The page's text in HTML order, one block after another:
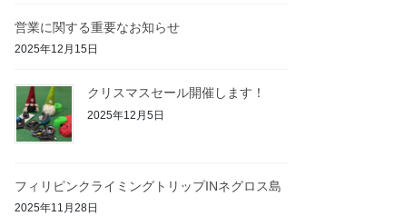
営業に関する重要なお知らせ
2025年12月15日
クリスマスセール開催します！
2025年12月5日
フィリピンクライミングトリップINネグロス島
2025年11月28日